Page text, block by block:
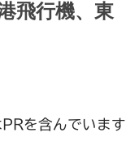
飛行機、東
を含んでいます